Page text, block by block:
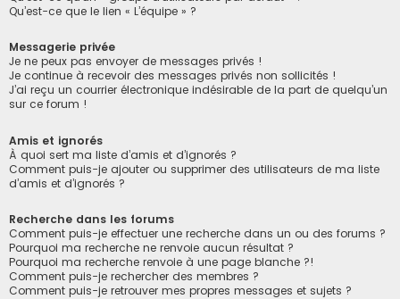
Qu’est-ce que le lien « L’équipe » ?
Messagerie privée
Je ne peux pas envoyer de messages privés !
Je continue à recevoir des messages privés non sollicités !
J’ai reçu un courrier électronique indésirable de la part de quelqu’un
sur ce forum !
Amis et ignorés
À quoi sert ma liste d’amis et d’ignorés ?
Comment puis-je ajouter ou supprimer des utilisateurs de ma liste
d’amis et d’ignorés ?
Recherche dans les forums
Comment puis-je effectuer une recherche dans un ou des forums ?
Pourquoi ma recherche ne renvoie aucun résultat ?
Pourquoi ma recherche renvoie à une page blanche ?!
Comment puis-je rechercher des membres ?
Comment puis-je retrouver mes propres messages et sujets ?